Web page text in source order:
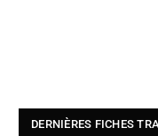
DERNIÈRES FICHES